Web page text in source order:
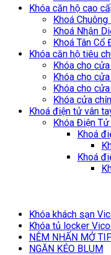
Khóa căn hộ cao
Khoá Chuông
Khoá Nhận
Khoá Tân Cổ
Khóa căn hộ tiêu
Khóa cho
Khóa cho
Khóa cho
Khóa cửa
Khoá điện tử vân
Khóa Điện
Khoá
Khoá
Khóa khách sạn
Khóa tủ locker
NÊM NHẤN MỞ
NGĂN KÉO BLUM